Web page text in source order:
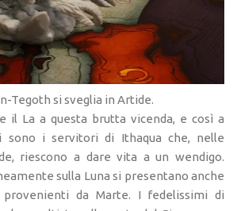
Tegoth si sveglia in Artide.
il La a questa brutta vicenda, e così a
sono i servitori di Ithaqua che, nelle
riescono a dare vita a un wendigo.
sulla Luna si presentano anche
da Marte. I fedelissimi di